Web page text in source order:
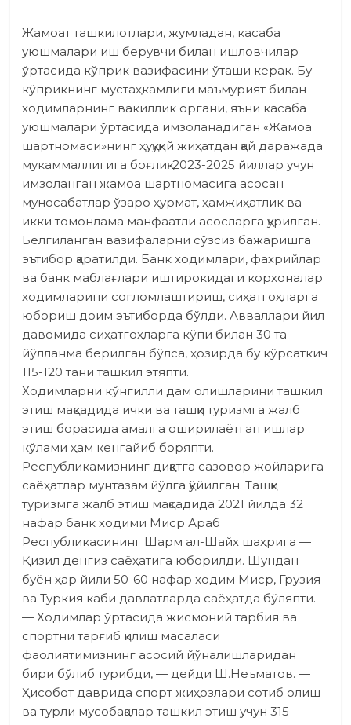
Жамоат ташкилотлари, жумладан, касаба
уюшмалари иш берувчи билан ишлов­чилар
ўртасида кўприк вазифасини ўташи керак. Бу
кўприкнинг мустаҳкамлиги маъмурият билан
ходимларнинг вакиллик органи, яъни касаба
уюшмалари ўртасида имзоланадиган «Жамоа
шартномаси»нинг ҳуқуқий жиҳатдан қай даражада
мукаммаллигига боғлиқ. 2023-2025 йиллар учун
имзоланган жамоа шартномасига асосан
муносабатлар ўзаро ҳурмат, ҳамжиҳатлик ва
икки томонлама манфаатли асосларга қурилган.
Белгиланган вазифаларни сўзсиз бажаришга
эътибор қаратилди. Банк ходимлари, фахрийлар
ва банк маблағлари иштирокидаги корхоналар
ходимларини соғломлаштириш, сиҳатгоҳларга
юбориш доим эътиборда бўлди. Авваллари йил
давомида сиҳатгоҳларга кўпи билан 30 та
йўлланма берил­ган бўлса, ҳозирда бу кўрсаткич
115-120 тани ташкил этяпти.
Ходимларни кўнгилли дам олишларини ташкил
этиш мақсадида ички ва ташқи туризмга жалб
этиш борасида амалга оширилаётган ишлар
кўлами ҳам кенгайиб боряпти.
Республикамизнинг диққатга сазовор жойларига
саёҳатлар мунтазам йўлга қўйилган. Ташқи
туризмга жалб этиш мақсадида 2021 йилда 32
нафар банк ходими Миср Араб
Республикасининг Шарм ал-Шайх шаҳрига —
Қизил денгиз саёҳатига юборилди. Шундан
буён ҳар йили 50-60 нафар ходим Миср, Грузия
ва Туркия каби давлатларда саёҳатда бўляпти.
— Ходимлар ўртасида жисмоний тарбия ва
спортни тарғиб қилиш масаласи
фаолиятимизнинг асосий йўна­лиш­ларидан
бири бўлиб турибди, — дейди Ш.Неъматов. —
Ҳисобот даврида спорт жиҳозлари сотиб олиш
ва турли мусобақалар ташкил этиш учун 315